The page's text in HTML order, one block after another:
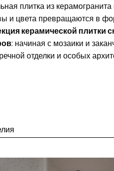
плитка из
и цвета превращаются в
керамической
: начиная с мозаики и
отделки и особых